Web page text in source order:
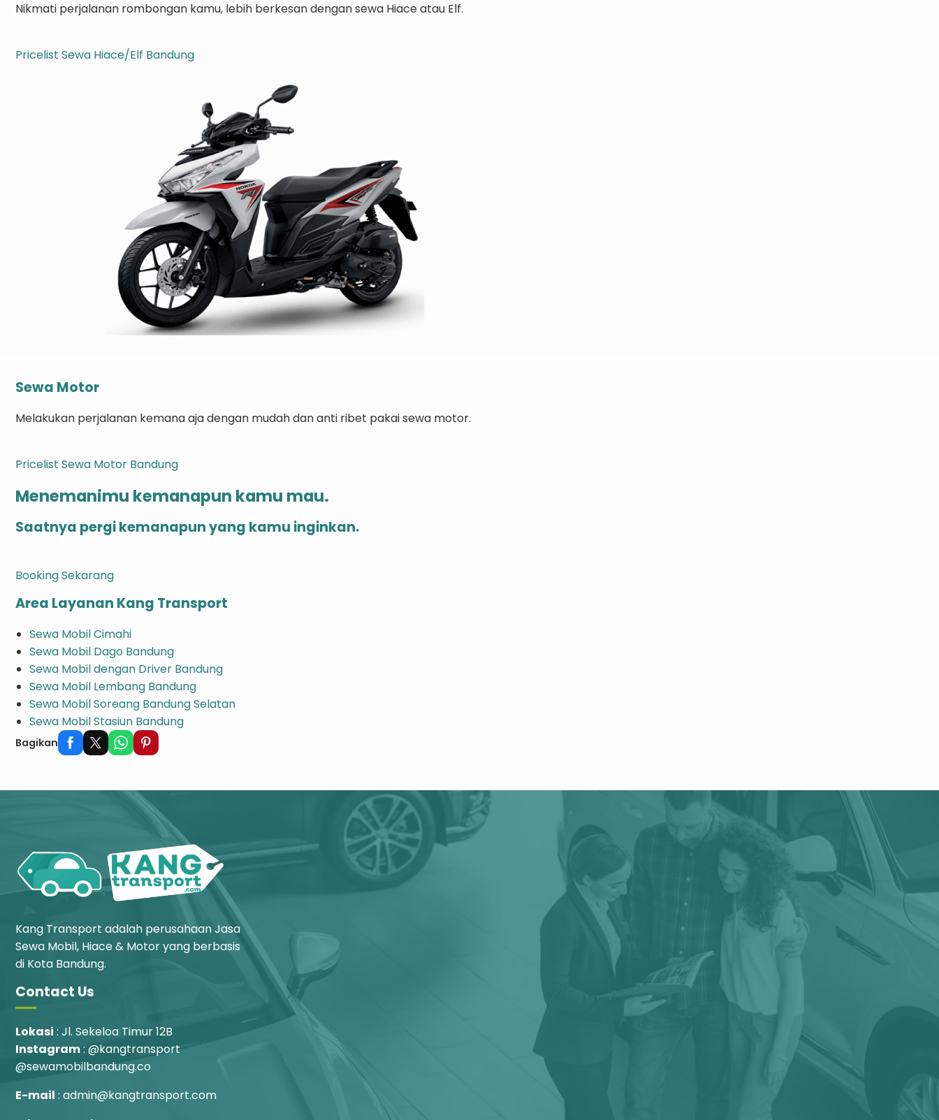
Nikmati perjalanan rombongan kamu, lebih berkesan dengan sewa Hiace atau Elf.
Pricelist Sewa Hiace/Elf Bandung
Sewa Motor
Melakukan perjalanan kemana aja dengan mudah dan anti ribet pakai sewa motor.
Pricelist Sewa Motor Bandung
Menemanimu kemanapun kamu mau.
Saatnya pergi kemanapun yang kamu inginkan.
Booking Sekarang
Area Layanan Kang Transport
Sewa Mobil Cimahi
Sewa Mobil Dago Bandung
Sewa Mobil dengan Driver Bandung
Sewa Mobil Lembang Bandung
Sewa Mobil Soreang Bandung Selatan
Sewa Mobil Stasiun Bandung
Bagikan
Kang Transport adalah perusahaan Jasa
Sewa Mobil, Hiace & Motor yang berbasis
di Kota Bandung.
Contact Us
Lokasi : Jl. Sekeloa Timur 12B
Instagram: @kangtransport
@sewamobilbandung.co
E-mail : admin@kangtransport.com